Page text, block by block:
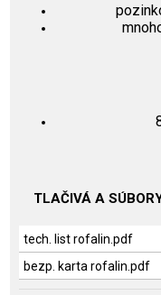
TLAČIVÁ A
tech. list rofalin.pdf
bezp. karta rofalin.pdf